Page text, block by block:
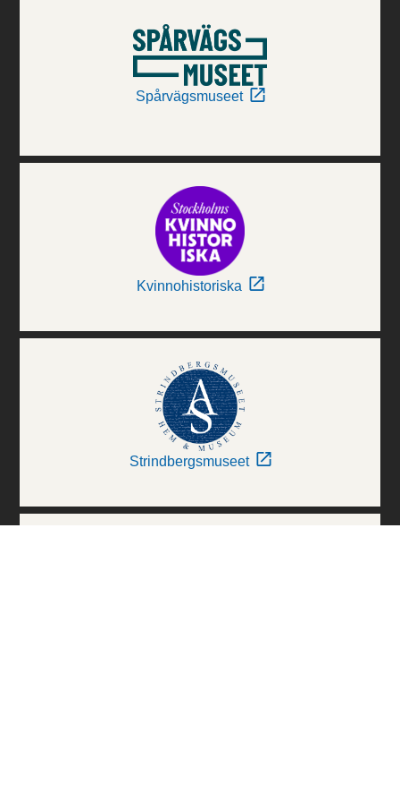
Spårvägsmuseet
Kvinnohistoriska
Strindbergsmuseet